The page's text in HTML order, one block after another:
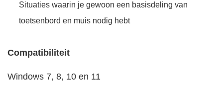
Situaties waarin je gewoon een basisdeling van
toetsenbord en muis nodig hebt
Compatibiliteit
Windows 7, 8, 10 en 11